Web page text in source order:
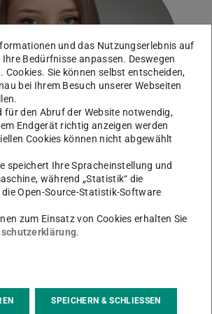
Bild: Fotostudio Hirch
und das Nutzungserlebnis auf
Ihre Bedürfnisse anpassen. Deswegen
Cookies. Sie können selbst entscheiden,
bei Ihrem Besuch unserer Webseiten
für den Abruf der Website notwendig,
Endgerät richtig anzeigen werden
Cookies können nicht abgewählt
speichert Ihre Spracheinstellung und
während „Statistik“ die
Open-Source-Statistik-Software
zum Einsatz von Cookies erhalten Sie
.
SPEICHERN & SCHLIESSEN